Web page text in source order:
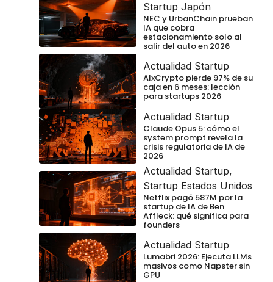
Startup Japón
NEC y UrbanChain prueban
IA que cobra
estacionamiento solo al
salir del auto en 2026
Actualidad Startup
AIxCrypto pierde 97% de su
caja en 6 meses: lección
para startups 2026
Actualidad Startup
Claude Opus 5: cómo el
system prompt revela la
crisis regulatoria de IA de
2026
Actualidad Startup,
Startup Estados Unidos
Netflix pagó 587M por la
startup de IA de Ben
Affleck: qué significa para
founders
Actualidad Startup
Lumabri 2026: Ejecuta LLMs
masivos como Napster sin
GPU